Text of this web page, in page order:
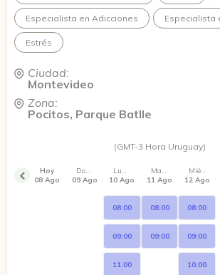
Especialista en Adicciones Especialista
Estrés
Ciudad:
Montevideo
Zona:
Pocitos, Parque Batlle
(GMT-3 Hora Uruguay)
Hoy
08 Ago
Domingo
09 Ago
Lunes
10 Ago
08:00
09:00
11:00
Martes
11 Ago
08:00
09:00
Miércoles
12 Ago
08:00
09:00
10:00